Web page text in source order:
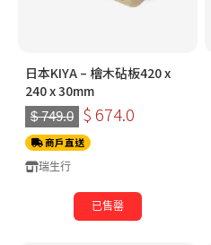
日本KIYA – 檜木砧板420 x
240 x 30mm
$ 749.0 $ 674.0
商戶直送
瑞生行
已售罄